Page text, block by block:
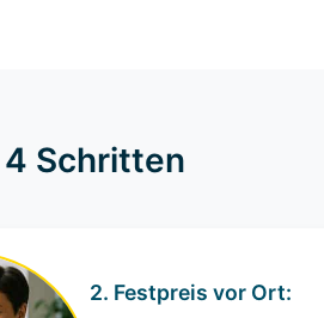
Schritten
2. Festpreis vor Ort: